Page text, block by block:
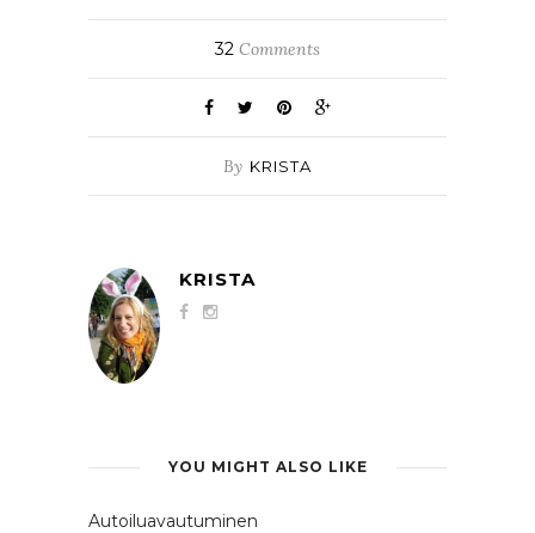
32 Comments
By KRISTA
KRISTA
YOU MIGHT ALSO LIKE
Autoiluavautuminen